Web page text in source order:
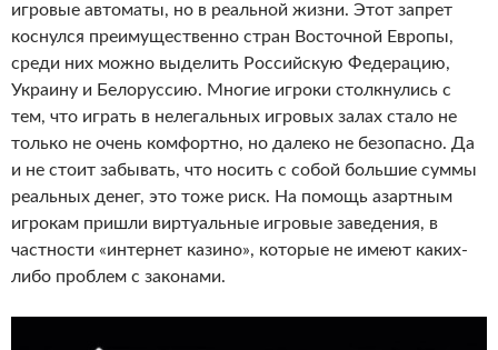
игровые автоматы, но в реальной жизни. Этот запрет
коснулся преимущественно стран Восточной Европы,
среди них можно выделить Российскую Федерацию,
Украину и Белоруссию. Многие игроки столкнулись с
тем, что играть в нелегальных игровых залах стало не
только не очень комфортно, но далеко не безопасно. Да
и не стоит забывать, что носить с собой большие суммы
реальных денег, это тоже риск. На помощь азартным
игрокам пришли виртуальные игровые заведения, в
частности «интернет казино», которые не имеют каких-
либо проблем с законами.